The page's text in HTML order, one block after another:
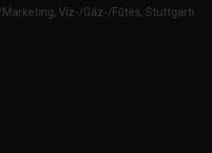
Marketing, Víz-/Gáz-/Fűtés, Stuttgarti